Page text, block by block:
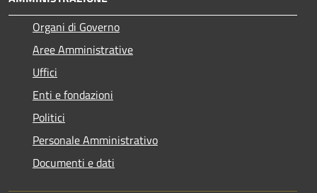
Organi di Governo
Aree Amministrative
Uffici
Enti e fondazioni
Politici
Personale Amministrativo
Documenti e dati